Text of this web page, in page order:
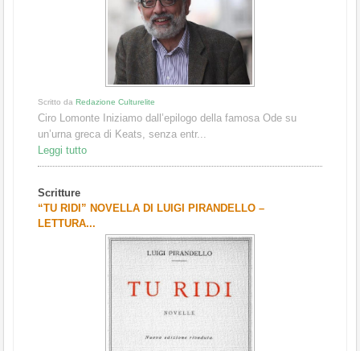
Scritto da Redazione Culturelite
Ciro Lomonte Iniziamo dall’epilogo della famosa Ode su
un’urna greca di Keats, senza entr...
Leggi tutto
Scritture
“TU RIDI” NOVELLA DI LUIGI PIRANDELLO –
LETTURA...